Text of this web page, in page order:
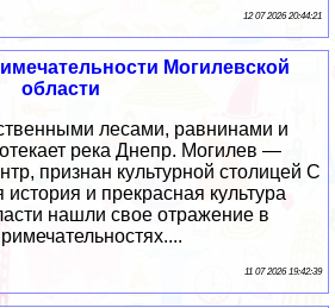
12 07 2026 20:44:21
Могилевской
области
лесами, равнинами и
река Днепр. Могилев —
признан культурной столицей С
и прекрасная культура
нашли свое отражение в
11 07 2026 19:42:39